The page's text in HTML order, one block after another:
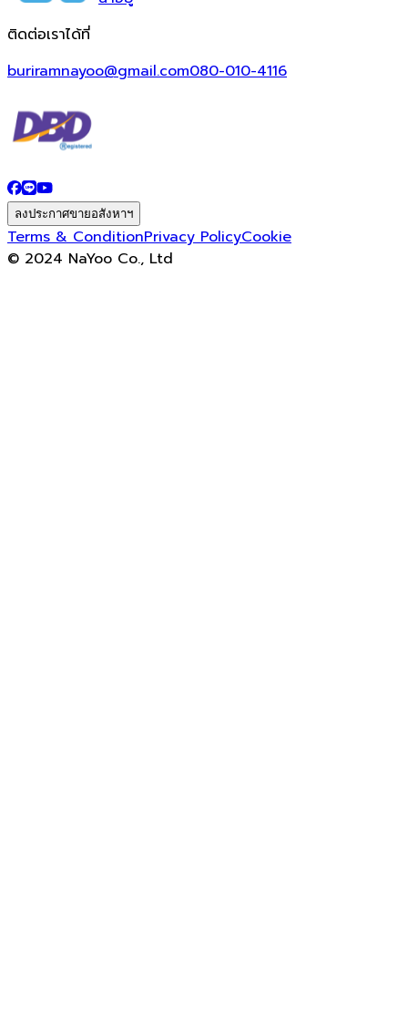
ติดต่อเราได้ที่
buriramnayoo@gmail.com080-010-4116
ลงประกาศขายอสังหาฯ
Terms & ConditionPrivacy PolicyCookie
© 2024 NaYoo Co., Ltd